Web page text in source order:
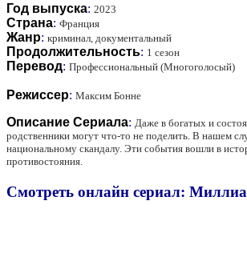
Год выпуска: 2023
Страна: Франция
Жанр: криминал, документальный
Продолжительность: 1 сезон
Перевод: Профессиональный (Многоголосый)
Режиссер: Максим Бонне
Описание Сериала: Даже в богатых и
родственники могут что-то не поделить. В нашем
национальному скандалу. Эти события вошли в
противостояния.
Смотреть онлайн сериал: